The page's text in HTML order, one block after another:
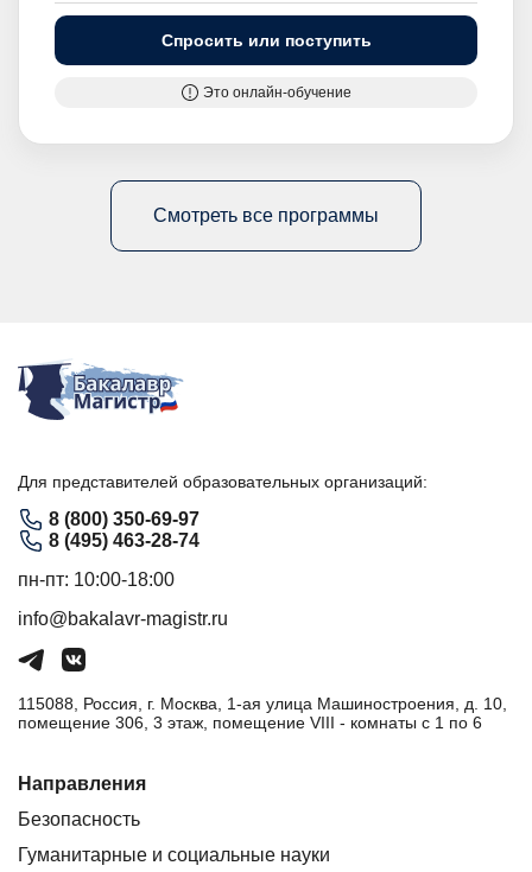
Спросить или поступить
Это онлайн-обучение
Смотреть все программы
Для представителей образовательных организаций:
8 (800) 350-69-97
8 (495) 463-28-74
пн-пт: 10:00-18:00
info@bakalavr-magistr.ru
115088, Россия, г. Москва, 1-ая улица Машиностроения, д. 10,
помещение 306, 3 этаж, помещение VIII - комнаты с 1 по 6
Направления
Безопасность
Гуманитарные и социальные науки